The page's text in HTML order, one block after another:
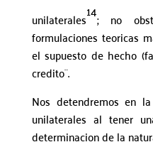
unilaterales14; no
formulaciones teoricas
el supuesto de hecho
credito¨.
Nos detendremos en
unilaterales al tener
determinacion de la